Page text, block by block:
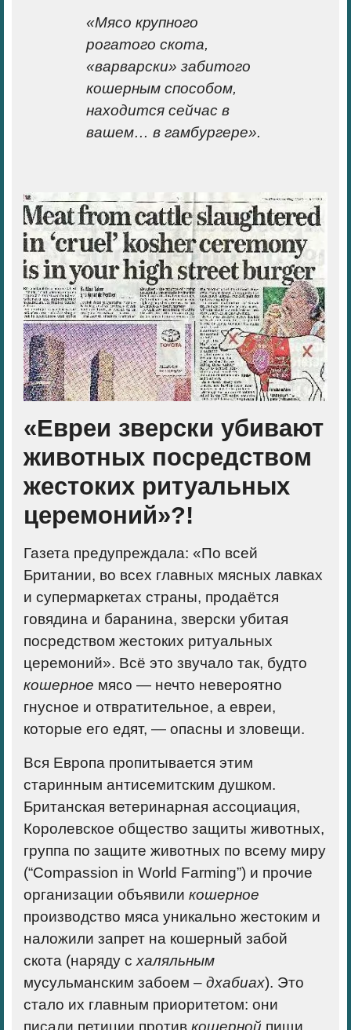
«Мясо крупного
рогатого скота,
«варварски» забитого
кошерным способом,
находится сейчас в
вашем… в гамбургере».
«Евреи зверски убивают
животных посредством
жестоких ритуальных
церемоний»?!
Газета предупреждала: «По всей
Британии, во всех главных мясных лавках
и супермаркетах страны, продаётся
говядина и баранина, зверски убитая
посредством жестоких ритуальных
церемоний». Всё это звучало так, будто
кошерное мясо — нечто невероятно
гнусное и отвратительное, а евреи,
которые его едят, — опасны и зловещи.
Вся Европа пропитывается этим
старинным антисемитским душком.
Британская ветеринарная ассоциация,
Королевское общество защиты животных,
группа по защите животных по всему миру
(“Compassion in World Farming”) и прочие
организации объявили кошерное
производство мяса уникально жестоким и
наложили запрет на кошерный забой
скота (наряду с халяльным
мусульманским забоем – дхабиах). Это
стало их главным приоритетом: они
писали петиции против кошерной пищи,